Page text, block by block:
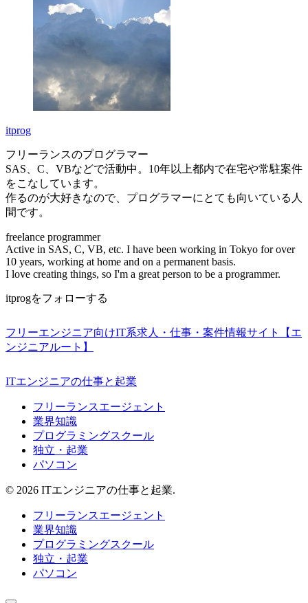
itprog
フリーランスのプログラマー
SAS、C、VBなどで活動中。10年以上都内で在宅や常駐案件
をこなしています。
作るのが大好きなので、プログラマーにとても向いている人
間です。
freelance programmer
Active in SAS, C, VB, etc. I have been working in Tokyo for over
10 years, working at home and on a permanent basis.
I love creating things, so I'm a great person to be a programmer.
itprogをフォローする
フリーエンジニア向けIT系求人・仕事・案件情報サイト【エ
ンジニアルート】
ITエンジニアの仕事と起業
フリーランスエージェント
業界知識
プログラミングスクール
独立・起業
パソコン
© 2026 ITエンジニアの仕事と起業.
フリーランスエージェント
業界知識
プログラミングスクール
独立・起業
パソコン